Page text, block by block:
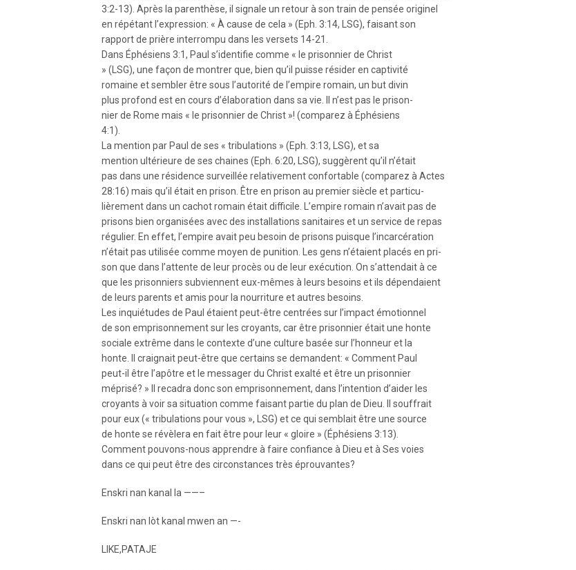
3:2-13). Après la parenthèse, il signale un retour à son train de pensée originel
en répétant l’expression: « À cause de cela » (Eph. 3:14, LSG), faisant son
rapport de prière interrompu dans les versets 14-21.
Dans Éphésiens 3:1, Paul s’identifie comme « le prisonnier de Christ
» (LSG), une façon de montrer que, bien qu’il puisse résider en captivité
romaine et sembler être sous l’autorité de l’empire romain, un but divin
plus profond est en cours d’élaboration dans sa vie. Il n’est pas le prison-
nier de Rome mais « le prisonnier de Christ »! (comparez à Éphésiens
4:1).
La mention par Paul de ses « tribulations » (Eph. 3:13, LSG), et sa
mention ultérieure de ses chaines (Eph. 6:20, LSG), suggèrent qu’il n’était
pas dans une résidence surveillée relativement confortable (comparez à Actes
28:16) mais qu’il était en prison. Être en prison au premier siècle et particu-
lièrement dans un cachot romain était difficile. L’empire romain n’avait pas de
prisons bien organisées avec des installations sanitaires et un service de repas
régulier. En effet, l’empire avait peu besoin de prisons puisque l’incarcération
n’était pas utilisée comme moyen de punition. Les gens n’étaient placés en pri-
son que dans l’attente de leur procès ou de leur exécution. On s’attendait à ce
que les prisonniers subviennent eux-mêmes à leurs besoins et ils dépendaient
de leurs parents et amis pour la nourriture et autres besoins.
Les inquiétudes de Paul étaient peut-être centrées sur l’impact émotionnel
de son emprisonnement sur les croyants, car être prisonnier était une honte
sociale extrême dans le contexte d’une culture basée sur l’honneur et la
honte. Il craignait peut-être que certains se demandent: « Comment Paul
peut-il être l’apôtre et le messager du Christ exalté et être un prisonnier
méprisé? » Il recadra donc son emprisonnement, dans l’intention d’aider les
croyants à voir sa situation comme faisant partie du plan de Dieu. Il souffrait
pour eux (« tribulations pour vous », LSG) et ce qui semblait être une source
de honte se révèlera en fait être pour leur « gloire » (Éphésiens 3:13).
Comment pouvons-nous apprendre à faire confiance à Dieu et à Ses voies
dans ce qui peut être des circonstances très éprouvantes?
Enskri nan kanal la ——–
Enskri nan lòt kanal mwen an —-
LIKE,PATAJE